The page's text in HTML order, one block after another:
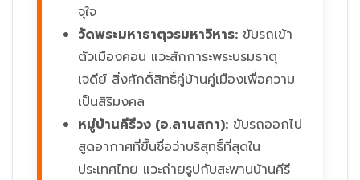
จุใจ
วัดพระมหาธาตุวรมหาวิหาร: ขับรถเข้า
ตัวเมืองคอน แวะสักการะพระบรมธาตุ
เจดีย์ สิ่งศักดิ์สิทธิ์คู่บ้านคู่เมืองเพื่อความ
เป็นสิริมงคล
หมู่บ้านคีรีวง (อ.ลานสกา): ขับรถออกไป
สูดอากาศที่ขึ้นชื่อว่าบริสุทธิ์ที่สุดใน
ประเทศไทย แวะถ่ายรูปกับสะพานบ้านคีรี